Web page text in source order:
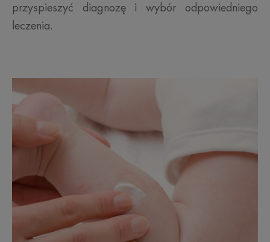
przyspieszyć diagnozę i wybór odpowiedniego
leczenia.